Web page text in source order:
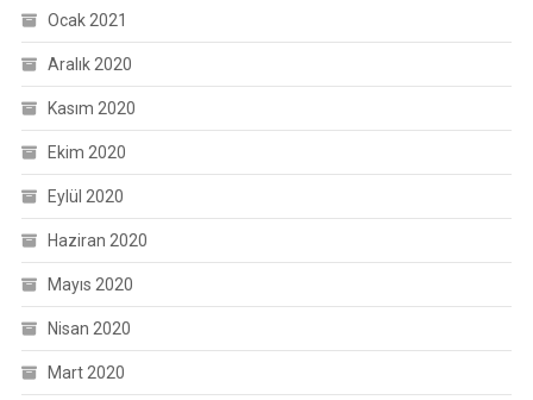
Ocak 2021
Aralık 2020
Kasım 2020
Ekim 2020
Eylül 2020
Haziran 2020
Mayıs 2020
Nisan 2020
Mart 2020